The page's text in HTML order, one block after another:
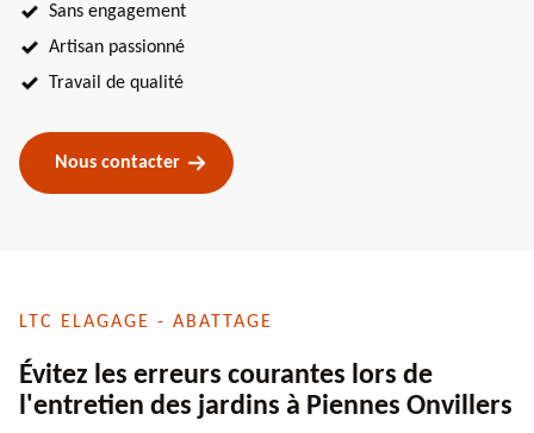
Sans engagement
Artisan passionné
Travail de qualité
Nous contacter
LTC ELAGAGE - ABATTAGE
Évitez les erreurs courantes lors de
l'entretien des jardins à Piennes Onvillers